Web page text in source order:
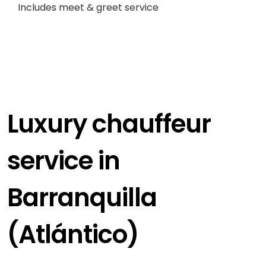
Includes meet & greet service
Luxury chauffeur
service in
Barranquilla
(Atlántico)